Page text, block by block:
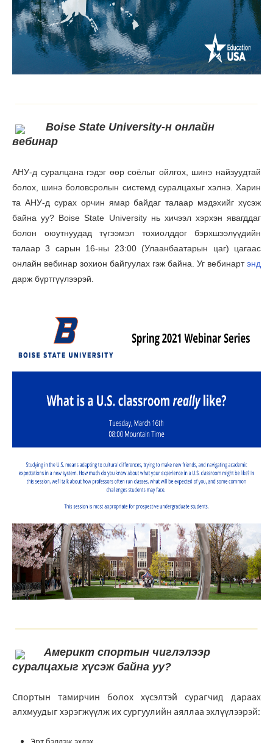
Boise State University-н онлайн
вебинар
АНУ-д суралцана гэдэг өөр соёлыг ойлгох, шинэ найзуудтай
болох, шинэ боловсролын системд суралцахыг хэлнэ. Харин
та АНУ-д сурах орчин ямар байдаг талаар мэдэхийг хүсэж
байна уу? Boise State University нь хичээл хэрхэн явагддаг
болон оюутнуудад түгээмэл тохиолддог бэрхшээлүүдийн
талаар 3 сарын 16-ны 23:00 (Улаанбаатарын цаг) цагаас
онлайн вебинар зохион байгуулах гэж байна. Уг вебинартэнд
дарж бүртгүүлээрэй.
Америкт спортын чиглэлээр
суралцахыг хүсэж байна уу?
Спортын тамирчин болох хүсэлтэй сурагчид дараах
алхмуудыг хэрэгжүүлж их сургуулийн аяллаа эхлүүлээрэй: